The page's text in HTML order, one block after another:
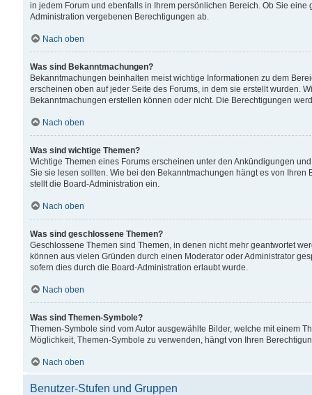
in jedem Forum und ebenfalls in Ihrem persönlichen Bereich. Ob Sie
Administration vergebenen Berechtigungen ab.
Nach oben
Was sind Bekanntmachungen?
Bekanntmachungen beinhalten meist wichtige Informationen zu dem
erscheinen oben auf jeder Seite des Forums, in dem sie erstellt wurden.
Bekanntmachungen erstellen können oder nicht. Die Berechtigungen
Nach oben
Was sind wichtige Themen?
Wichtige Themen eines Forums erscheinen unter den Ankündigungen
Sie sie lesen sollten. Wie bei den Bekanntmachungen hängt es von
stellt die Board-Administration ein.
Nach oben
Was sind geschlossene Themen?
Geschlossene Themen sind Themen, in denen nicht mehr geantwortet
können aus vielen Gründen durch einen Moderator oder Administrator
sofern dies durch die Board-Administration erlaubt wurde.
Nach oben
Was sind Themen-Symbole?
Themen-Symbole sind vom Autor ausgewählte Bilder, welche mit einem
Möglichkeit, Themen-Symbole zu verwenden, hängt von Ihren
Nach oben
Benutzer-Stufen und Gruppen